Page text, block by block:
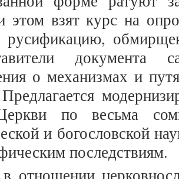
этом взят курс на
русификацию,
о механизмах и
по весьма
и богословской
последствиям.